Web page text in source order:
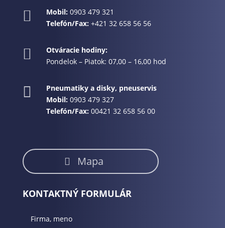
 Mobil: 0903 479 321
Telefón/Fax:+421 32 658 56 56

Otváracie hodiny:
Pondelok – Piatok: 07,00 – 16,00 hod

Pneumatiky a disky, pneuservis
Mobil: 0903 479 327
Telefón/Fax:00421 32 658 56 00
Mapa
KONTAKTNÝ FORMULÁR